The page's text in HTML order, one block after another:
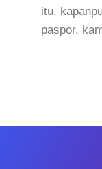
itu,
paspor,